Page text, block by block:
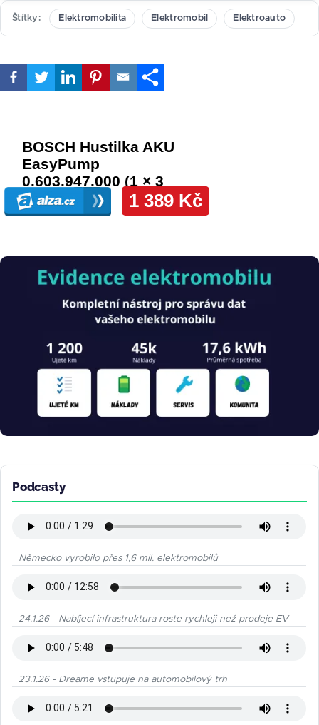
Štítky Elektromobilita Elektromobil Elektroauto
Obrázek
Podcasty
Německo vyrobilo přes 1,6 mil. elektromobilů
24.1.26 - Nabíjecí infrastruktura roste rychleji než prodeje EV
23.1.26 - Dreame vstupuje na automobilový trh